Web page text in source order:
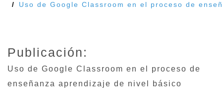
Uso de Google Classroom en el proceso de
Publicación:
Uso de Google Classroom en el proceso de
enseñanza aprendizaje de nivel básico